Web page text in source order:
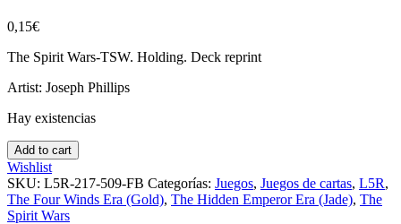
0,15€
The Spirit Wars-TSW. Holding. Deck reprint
Artist: Joseph Phillips
Hay existencias
Sanctified
Temple
[fate
back]
cantidad
Add to cart
Wishlist
SKU: L5R-217-509-FB Categorías: Juegos, Juegos de cartas, L5R,
The Four Winds Era (Gold), The Hidden Emperor Era (Jade), The
Spirit Wars